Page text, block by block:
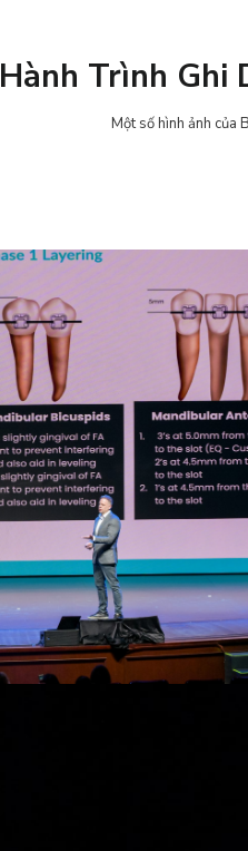
Hành Trình Ghi
Một số hình ảnh của